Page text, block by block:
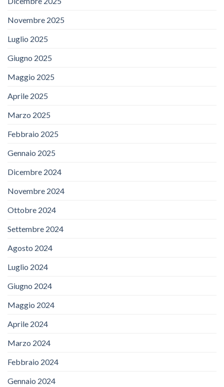
Novembre 2025
Luglio 2025
Giugno 2025
Maggio 2025
Aprile 2025
Marzo 2025
Febbraio 2025
Gennaio 2025
Dicembre 2024
Novembre 2024
Ottobre 2024
Settembre 2024
Agosto 2024
Luglio 2024
Giugno 2024
Maggio 2024
Aprile 2024
Marzo 2024
Febbraio 2024
Gennaio 2024